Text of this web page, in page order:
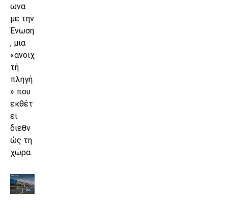
ωνα
με την
Ένωση
, μια
«ανοιχ
τή
πληγή
» που
εκθέτ
ει
διεθν
ώς τη
χώρα.